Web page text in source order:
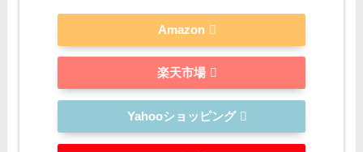
Amazon
楽天市場
Yahooショッピング